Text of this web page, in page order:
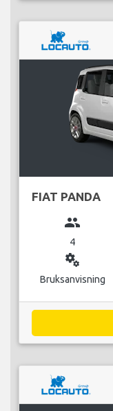
FIAT PANDA
group
4
miscellaneous_services
Bruksanvisning